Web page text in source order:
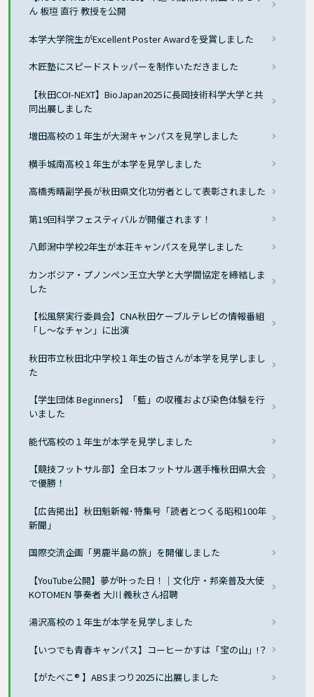
ん 板垣 直行 教授を公開
本学大学院生がExcellent Poster Awardを受賞しました
木匠塾にスピードストッパーを制作いただきました
【秋田COI-NEXT】BioJapan2025に長岡技術科学大学と共
同出展しました
増田高校の１年生が大潟キャンパスを見学しました
横手城南高校１年生が本学を見学しました
高橋秀晴副学長が秋田県文化功労者として表彰されました
第19回科学フェスティバルが開催されます！
八郎潟中学校2年生が本荘キャンパスを見学しました
カンボジア・プノンペン王立大学と大学間協定を締結しま
した
【松風祭実行委員会】CNA秋田ケーブルテレビの情報番組
「し～なチャン」に出演
秋田市立秋田北中学校１年生の皆さんが本学を見学しまし
た
【学生団体 Beginners】「藍」の収穫および染色体験を行
いました
能代高校の１年生が本学を見学しました
【競技フットサル部】全日本フットサル選手権秋田県大会
で優勝！
【広告掲出】秋田魁新報･特集号「読者とつくる昭和100年
新聞」
国際交流企画「男鹿半島の旅」を開催しました
【YouTube公開】夢が叶った日！｜文化庁・邦楽普及大使
KOTOMEN 箏奏者 大川 義秋さん招聘
湯沢高校の１年生が本学を見学しました
【いつでも青春キャンパス】コーヒーかすは「宝の山」!？
【がたべこ® 】ABSまつり2025に出展しました